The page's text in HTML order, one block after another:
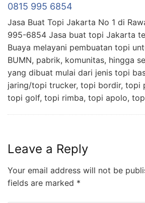
0815 995 6854
Jasa Buat Topi Jakarta No 1 di
995-6854 Jasa buat topi Jakarta
Buaya melayani pembuatan topi
BUMN, pabrik, komunitas, hingga
yang dibuat mulai dari jenis topi
jaring/topi trucker, topi bordir, topi
topi golf, topi rimba, topi apolo,
Leave a Reply
Your email address will not be
fields are marked *